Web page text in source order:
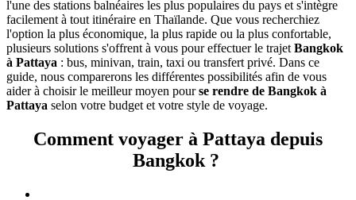
l'une des stations balnéaires les plus populaires du pays et s'intègre
facilement à tout itinéraire en Thaïlande. Que vous recherchiez
l'option la plus économique, la plus rapide ou la plus confortable,
plusieurs solutions s'offrent à vous pour effectuer le trajet Bangkok
à Pattaya : bus, minivan, train, taxi ou transfert privé. Dans ce
guide, nous comparerons les différentes possibilités afin de vous
aider à choisir le meilleur moyen pourse rendre de Bangkok à
Pattaya selon votre budget et votre style de voyage.
Comment voyager à Pattaya depuis
Bangkok ?